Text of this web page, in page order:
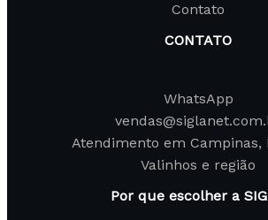
Contato
CONTATO
WhatsApp
Atendimento em Campinas,
Valinhos e região
Por que escolher a